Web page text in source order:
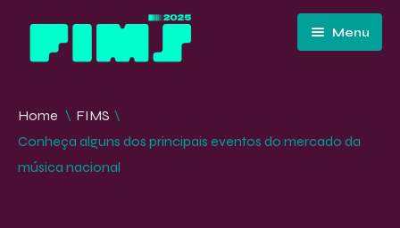
Menu
Quem Somos
Home \ FIMS \
Conheça alguns dos principais eventos do mercado da
música nacional